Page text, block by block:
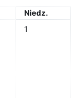
Niedziela
Niedz.
Brak wydarzeń,
1